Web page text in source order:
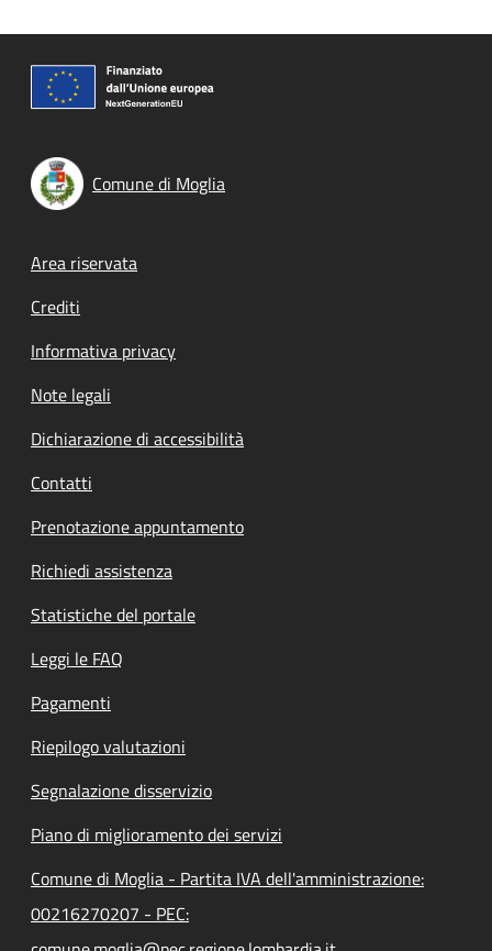
Comune di Moglia
Footer menu
Area riservata
Crediti
Informativa privacy
Note legali
Dichiarazione di accessibilità
Contatti
Prenotazione appuntamento
Richiedi assistenza
Statistiche del portale
Leggi le FAQ
Pagamenti
Riepilogo valutazioni
Segnalazione disservizio
Piano di miglioramento dei servizi
Comune di Moglia - Partita IVA dell'amministrazione:
00216270207 - PEC: